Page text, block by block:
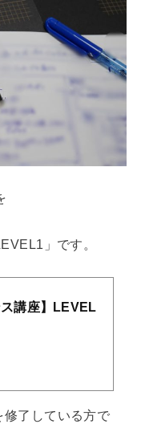
」です。
講座】LEVEL
了している方で